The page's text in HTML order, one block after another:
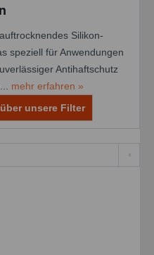
Silikon-
speziell für Anwendungen
Antihaftschutz
mehr erfahren »
unsere Filter